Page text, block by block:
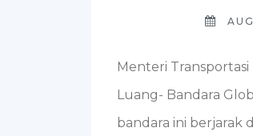
Menteri
Luang- Bandara
bandara ini berjarak